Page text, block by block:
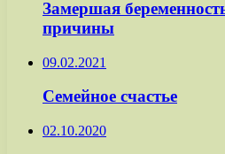
Замершая
причины
09.02.2021
Семейное счастье
02.10.2020